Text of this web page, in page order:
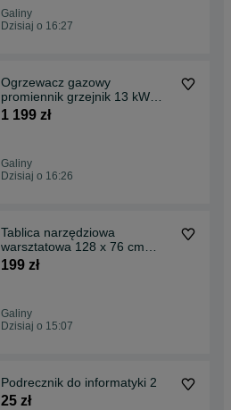
Galiny
Dzisiaj o 16:27
Ogrzewacz gazowy
promiennik grzejnik 13 kW
szklany na ogród patio redu
1 199 zł
Galiny
Dzisiaj o 16:26
Tablica narzędziowa
warsztatowa 128 x 76 cm
Humberg HM-580
199 zł
Galiny
Dzisiaj o 15:07
Podrecznik do informatyki 2
25 zł